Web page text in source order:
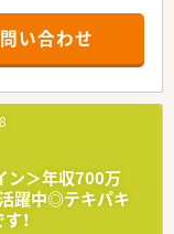
せん。
もオススメです！
)ですが、
い合わせ
ン＞年収700万
躍中◎テキパキ
！